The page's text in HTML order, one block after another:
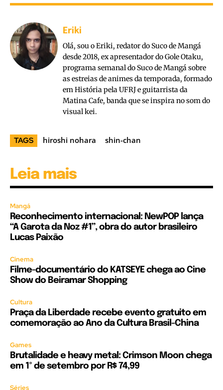
Eriki
Olá, sou o Eriki, redator do Suco de Mangá
desde 2018, ex apresentador do Gole Otaku,
programa semanal do Suco de Mangá sobre
as estreias de animes da temporada, formado
em História pela UFRJ e guitarrista da
Matina Cafe, banda que se inspira no som do
visual kei.
TAGS hiroshi nohara shin-chan
Leia mais
Mangá
Reconhecimento internacional: NewPOP lança
“A Garota da Noz #1”, obra do autor brasileiro
Lucas Paixão
Cinema
Filme-documentário do KATSEYE chega ao Cine
Show do Beiramar Shopping
Cultura
Praça da Liberdade recebe evento gratuito em
comemoração ao Ano da Cultura Brasil-China
Games
Brutalidade e heavy metal: Crimson Moon chega
em 1º de setembro por R$ 74,99
Séries